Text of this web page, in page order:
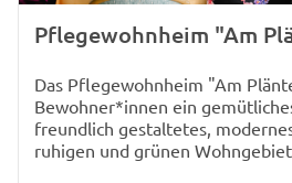
Pflegewohnheim "Am
Das Pflegewohnheim "Am
Bewohner*innen ein
freundlich gestaltetes,
ruhigen und grünen Wohngebiet.